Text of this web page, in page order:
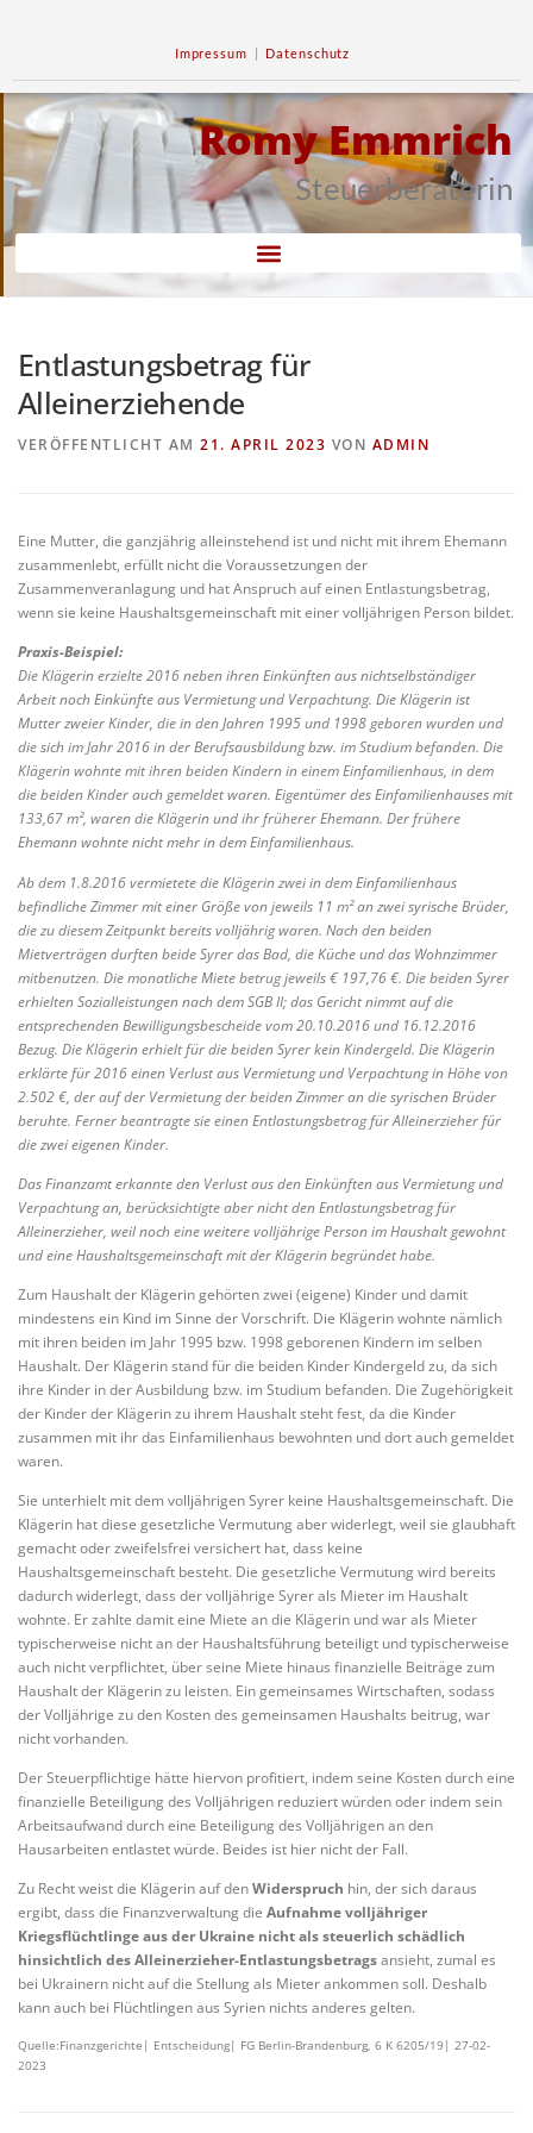
Impressum | Datenschutz
Romy Emmrich
Steuerberaterin
Entlastungsbetrag für
Alleinerziehende
VERÖFFENTLICHT AM 21. APRIL 2023 VON ADMIN
Eine Mutter, die ganzjährig alleinstehend ist und nicht mit ihrem Ehemann
zusammenlebt, erfüllt nicht die Voraussetzungen der
Zusammenveranlagung und hat Anspruch auf einen Entlastungsbetrag,
wenn sie keine Haushaltsgemeinschaft mit einer volljährigen Person bildet.
Praxis-Beispiel:
Die Klägerin erzielte 2016 neben ihren Einkünften aus nichtselbständiger
Arbeit noch Einkünfte aus Vermietung und Verpachtung. Die Klägerin ist
Mutter zweier Kinder, die in den Jahren 1995 und 1998 geboren wurden und
die sich im Jahr 2016 in der Berufsausbildung bzw. im Studium befanden. Die
Klägerin wohnte mit ihren beiden Kindern in einem Einfamilienhaus, in dem
die beiden Kinder auch gemeldet waren. Eigentümer des Einfamilienhauses mit
133,67 m², waren die Klägerin und ihr früherer Ehemann. Der frühere
Ehemann wohnte nicht mehr in dem Einfamilienhaus.
Ab dem 1.8.2016 vermietete die Klägerin zwei in dem Einfamilienhaus
befindliche Zimmer mit einer Größe von jeweils 11 m² an zwei syrische Brüder,
die zu diesem Zeitpunkt bereits volljährig waren. Nach den beiden
Mietverträgen durften beide Syrer das Bad, die Küche und das Wohnzimmer
mitbenutzen. Die monatliche Miete betrug jeweils € 197,76 €. Die beiden Syrer
erhielten Sozialleistungen nach dem SGB II; das Gericht nimmt auf die
entsprechenden Bewilligungsbescheide vom 20.10.2016 und 16.12.2016
Bezug. Die Klägerin erhielt für die beiden Syrer kein Kindergeld. Die Klägerin
erklärte für 2016 einen Verlust aus Vermietung und Verpachtung in Höhe von
2.502 €, der auf der Vermietung der beiden Zimmer an die syrischen Brüder
beruhte. Ferner beantragte sie einen Entlastungsbetrag für Alleinerzieher für
die zwei eigenen Kinder.
Das Finanzamt erkannte den Verlust aus den Einkünften aus Vermietung und
Verpachtung an, berücksichtigte aber nicht den Entlastungsbetrag für
Alleinerzieher, weil noch eine weitere volljährige Person im Haushalt gewohnt
und eine Haushaltsgemeinschaft mit der Klägerin begründet habe.
Zum Haushalt der Klägerin gehörten zwei (eigene) Kinder und damit
mindestens ein Kind im Sinne der Vorschrift. Die Klägerin wohnte nämlich
mit ihren beiden im Jahr 1995 bzw. 1998 geborenen Kindern im selben
Haushalt. Der Klägerin stand für die beiden Kinder Kindergeld zu, da sich
ihre Kinder in der Ausbildung bzw. im Studium befanden. Die Zugehörigkeit
der Kinder der Klägerin zu ihrem Haushalt steht fest, da die Kinder
zusammen mit ihr das Einfamilienhaus bewohnten und dort auch gemeldet
waren.
Sie unterhielt mit dem volljährigen Syrer keine Haushaltsgemeinschaft. Die
Klägerin hat diese gesetzliche Vermutung aber widerlegt, weil sie glaubhaft
gemacht oder zweifelsfrei versichert hat, dass keine
Haushaltsgemeinschaft besteht. Die gesetzliche Vermutung wird bereits
dadurch widerlegt, dass der volljährige Syrer als Mieter im Haushalt
wohnte. Er zahlte damit eine Miete an die Klägerin und war als Mieter
typischerweise nicht an der Haushaltsführung beteiligt und typischerweise
auch nicht verpflichtet, über seine Miete hinaus finanzielle Beiträge zum
Haushalt der Klägerin zu leisten. Ein gemeinsames Wirtschaften, sodass
der Volljährige zu den Kosten des gemeinsamen Haushalts beitrug, war
nicht vorhanden.
Der Steuerpflichtige hätte hiervon profitiert, indem seine Kosten durch eine
finanzielle Beteiligung des Volljährigen reduziert würden oder indem sein
Arbeitsaufwand durch eine Beteiligung des Volljährigen an den
Hausarbeiten entlastet würde. Beides ist hier nicht der Fall.
Zu Recht weist die Klägerin auf denWiderspruch hin, der sich daraus
ergibt, dass die Finanzverwaltung die Aufnahme volljähriger
Kriegsflüchtlinge aus der Ukraine nicht als steuerlich schädlich
hinsichtlich des Alleinerzieher-Entlastungsbetragsansieht, zumal es
bei Ukrainern nicht auf die Stellung als Mieter ankommen soll. Deshalb
kann auch bei Flüchtlingen aus Syrien nichts anderes gelten.
Quelle:Finanzgerichte| Entscheidung| FG Berlin-Brandenburg, 6 K 6205/19| 27-02-
2023